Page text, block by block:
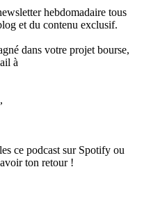
hebdomadaire tous
et du contenu exclusif.
dans votre projet bourse,
à
ce podcast sur Spotify ou
ton retour !